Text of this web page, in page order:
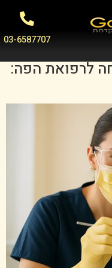
03-6587707
לרפואת הפה: